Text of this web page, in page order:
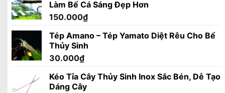
Làm Bể Cá Sáng Đẹp Hơn
150.000₫
Tép Amano – Tép Yamato Diệt Rêu Cho Bể
Thủy Sinh
30.000₫
Kéo Tỉa Cây Thủy Sinh Inox Sắc Bén, Dễ Tạo
Dáng Cây